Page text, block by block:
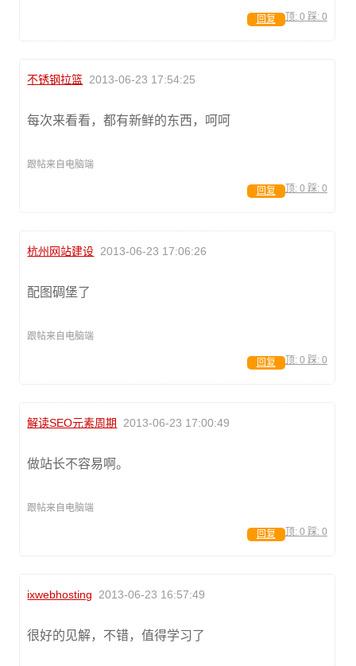
顶: 0 踩: 0
回复
不锈钢拉篮 2013-06-23 17:54:25
每次来看看，都有新鲜的东西，呵呵
跟帖来自电脑端
顶: 0 踩: 0
回复
杭州网站建设 2013-06-23 17:06:26
配图碉堡了
跟帖来自电脑端
顶: 0 踩: 0
回复
解读SEO元素周期 2013-06-23 17:00:49
做站长不容易啊。
跟帖来自电脑端
顶: 0 踩: 0
回复
ixwebhosting 2013-06-23 16:57:49
很好的见解，不错，值得学习了